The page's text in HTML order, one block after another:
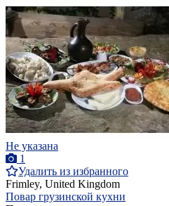
Не указана
1
Удалить из избранного
Frimley, United Kingdom
Повар грузинской кухни